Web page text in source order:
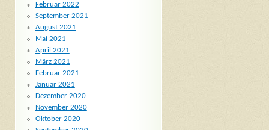
Februar 2022
September 2021
August 2021
Mai 2021
April 2021
März 2021
Februar 2021
Januar 2021
Dezember 2020
November 2020
Oktober 2020